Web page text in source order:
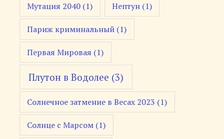
Мутация 2040 (1) Нептун (1)
Париж криминальный (1)
Первая Мировая (1)
Плутон в Водолее (3)
Солнечное затмение в Весах 2023 (1)
Солнце с Марсом (1)